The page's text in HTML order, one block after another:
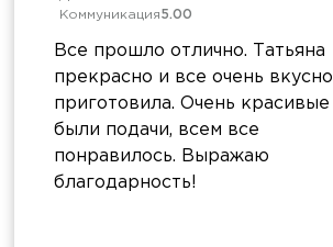
Коммуникация5.00
Все прошло отлично. Татьяна
прекрасно и все очень вкусно
приготовила. Очень красивые
были подачи, всем все
понравилось. Выражаю
благодарность!